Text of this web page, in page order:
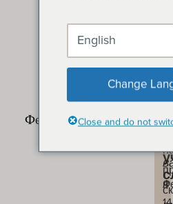
Как БогОСВАЛЬД
в
English
Change
Close and do not